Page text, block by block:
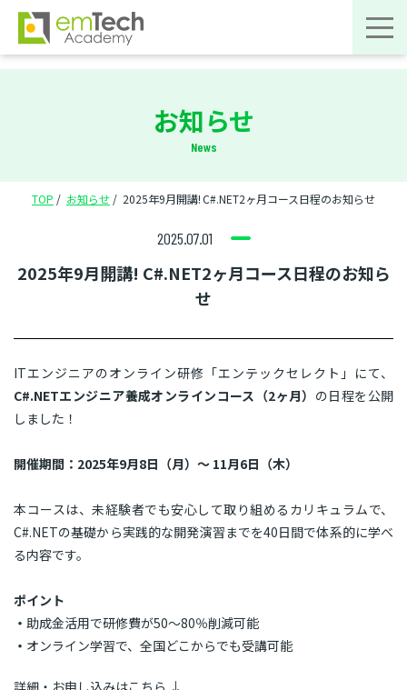
お知らせ
News
TOP お知らせ 2025年9月開講! C#.NET2ヶ月コース日程のお知らせ
2025.07.01
2025年9月開講! C#.NET2ヶ月コース日程のお知ら
せ
ITエンジニアのオンライン研修「エンテックセレクト」にて、
C#.NETエンジニア養成オンラインコース（2ヶ月） の日程を公開
しました！
開催期間：2025年9月8日（月）～ 11月6日（木）
本コースは、未経験者でも安心して取り組めるカリキュラムで、
C#.NETの基礎から実践的な開発演習までを40日間で体系的に学べ
る内容です。
ポイント
・ 助成金活用で研修費が50〜80％削減可能
・ オンライン学習で、全国どこからでも受講可能
詳細・お申し込みはこちら ↓